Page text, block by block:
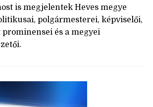
is megjelentek Heves megye
polgármesterei, képviselői,
prominensei és a megyei